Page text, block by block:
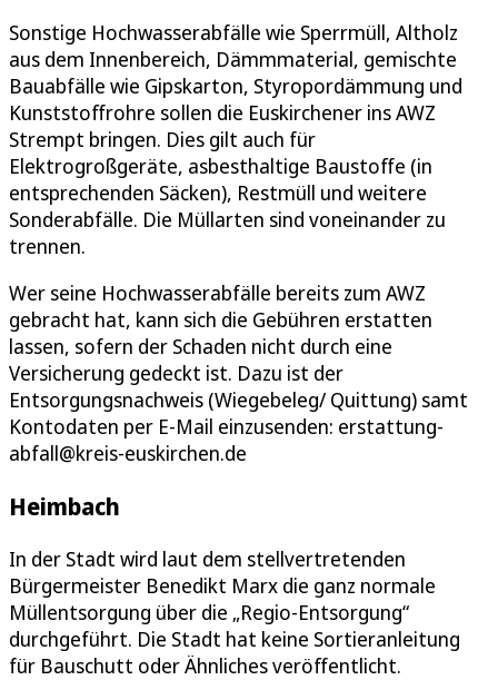
Sonstige Hochwasserabfälle wie Sperrmüll, Altholz
aus dem Innenbereich, Dämmmaterial, gemischte
Bauabfälle wie Gipskarton, Styropordämmung und
Kunststoffrohre sollen die Euskirchener ins AWZ
Strempt bringen. Dies gilt auch für
Elektrogroßgeräte, asbesthaltige Baustoffe (in
entsprechenden Säcken), Restmüll und weitere
Sonderabfälle. Die Müllarten sind voneinander zu
trennen.
Wer seine Hochwasserabfälle bereits zum AWZ
gebracht hat, kann sich die Gebühren erstatten
lassen, sofern der Schaden nicht durch eine
Versicherung gedeckt ist. Dazu ist der
Entsorgungsnachweis (Wiegebeleg/ Quittung) samt
Kontodaten per E-Mail einzusenden: erstattung-
abfall@kreis-euskirchen.de
Heimbach
In der Stadt wird laut dem stellvertretenden
Bürgermeister Benedikt Marx die ganz normale
Müllentsorgung über die „Regio-Entsorgung“
durchgeführt. Die Stadt hat keine Sortieranleitung
für Bauschutt oder Ähnliches veröffentlicht.